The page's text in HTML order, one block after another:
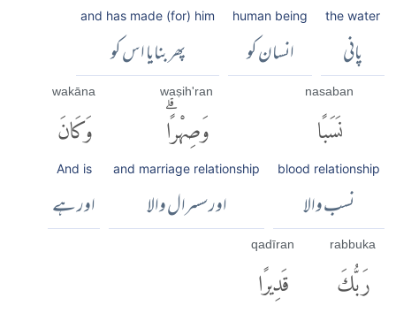
the water
پانی
human being
انسان کو
and has made (for) him
پھر بنایا اس کو
nasaban
نَسَبًا
blood relationship
نسب والا
waṣih'ran
وَصِهْرًاۗ
and marriage relationship
اور سسرال والا
wakāna
وَكَانَ
And is
اور ہے
rabbuka
رَبُّكَ
qadīran
قَدِيرًا